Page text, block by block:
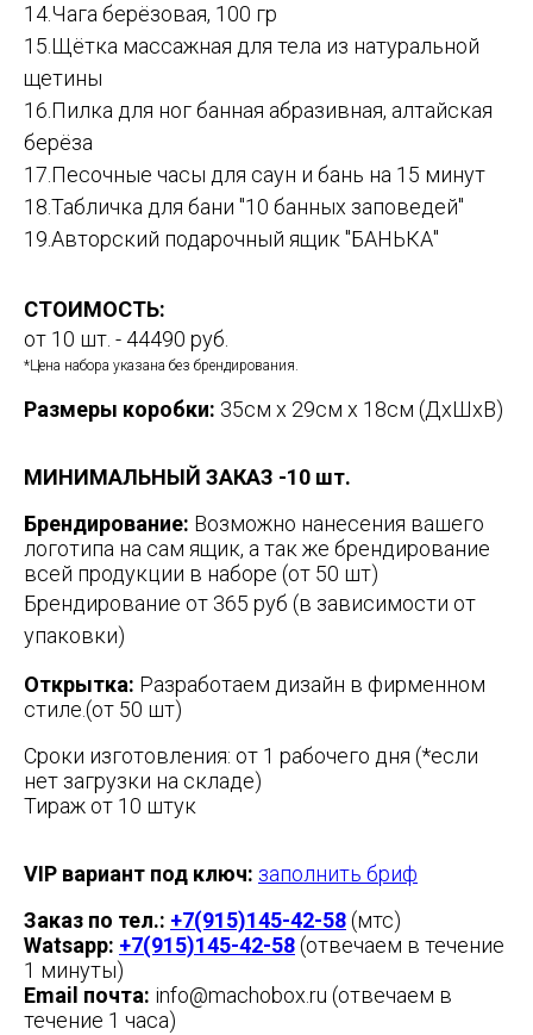
14.Чага берёзовая, 100 гр
15.Щётка массажная для тела из натуральной
щетины
16.Пилка для ног банная абразивная, алтайская
берёза
17.Песочные часы для саун и бань на 15 минут
18.Табличка для бани "10 банных заповедей"
19.Авторский подарочный ящик "БАНЬКА"
СТОИМОСТЬ:
от 10 шт. - 44490 руб.
*Цена набора указана без брендирования.
Размеры коробки: 35см x 29см x 18см (ДхШхВ)
МИНИМАЛЬНЫЙ ЗАКАЗ -10 шт.
Брендирование: Возможно нанесения вашего
логотипа на сам ящик, а так же брендирование
всей продукции в наборе (от 50 шт)
Брендирование от 365 руб (в зависимости от
упаковки)
Открытка: Разработаем дизайн в фирменном
стиле.(от 50 шт)
Сроки изготовления: от 1 рабочего дня (*если
нет загрузки на складе)
Тираж от 10 штук
VIP вариант под ключ: заполнить бриф
Заказ по тел.: +7(915)145-42-58(мтс)
Watsapp: +7(915)145-42-58(отвечаем в течение
1 минуты)
Email почта: info@machobox.ru (отвечаем в
течение 1 часа)